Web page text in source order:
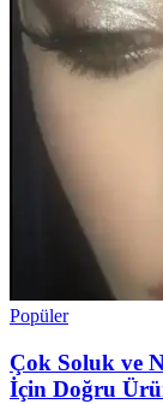
Popüler
Çok Soluk ve
İçin Doğru